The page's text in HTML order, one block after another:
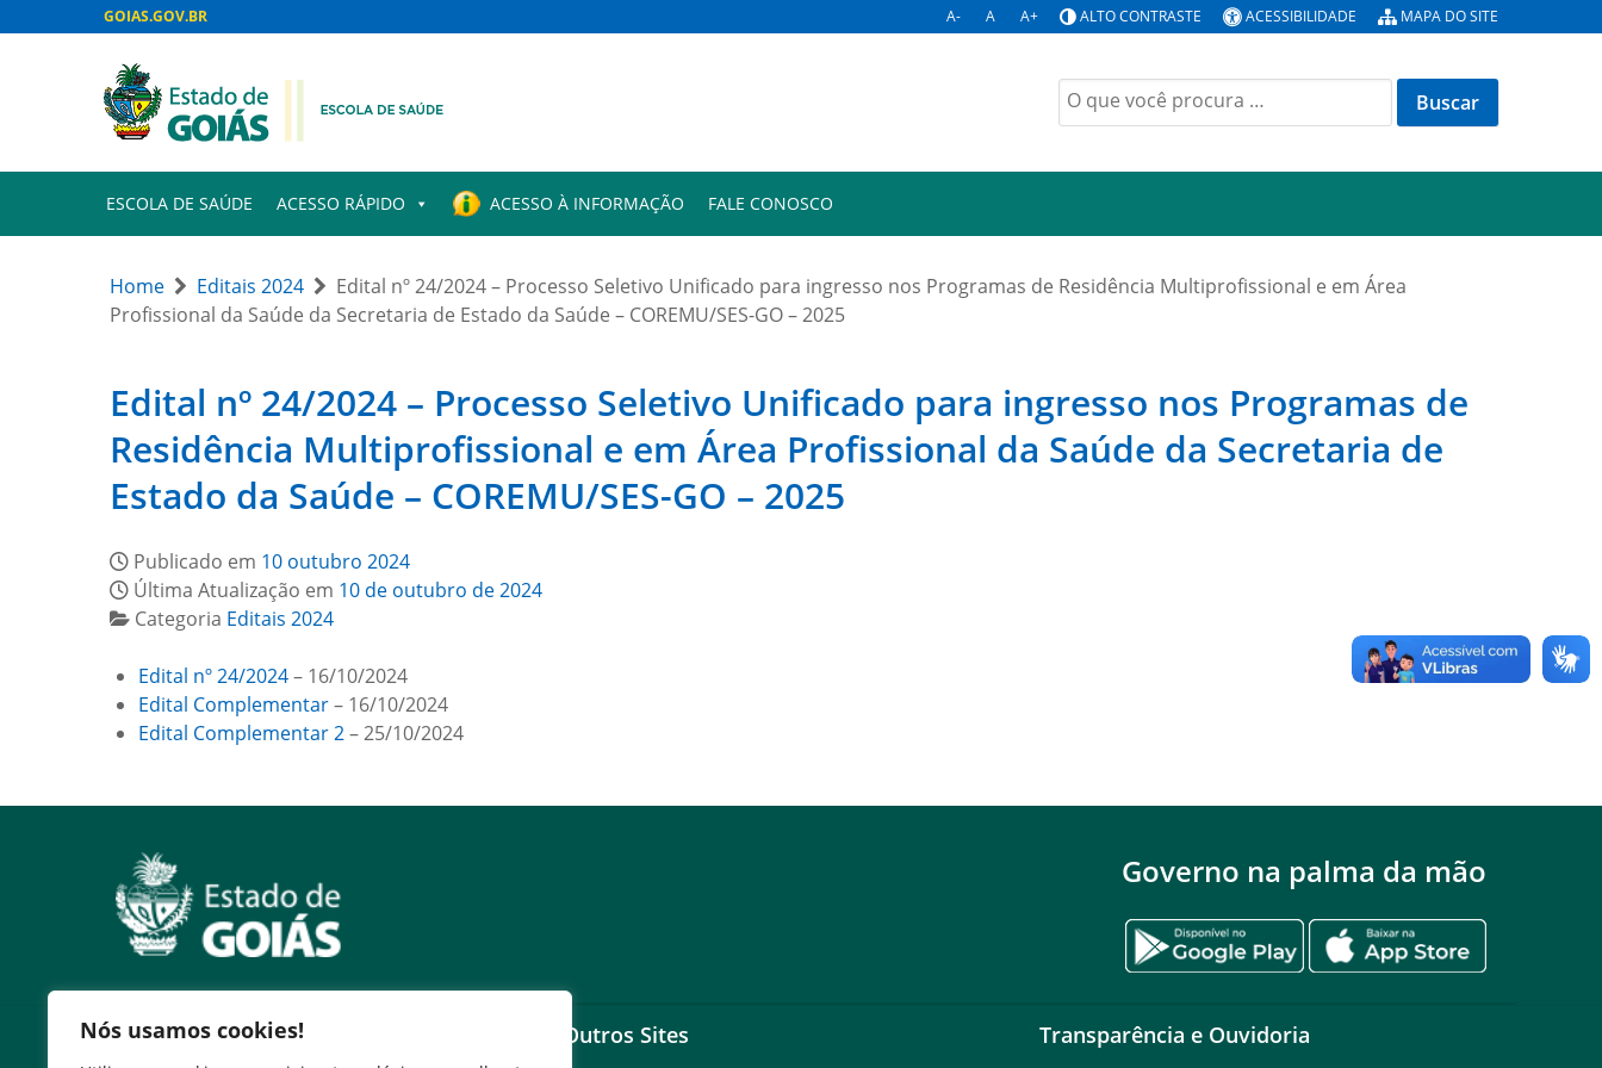
Nós usamos cookies!
GOIAS.GOV.BR A- A A+ ALTO CONTRASTE ACESSIBILIDADE MAPA DO SITE
Buscar
por:
ESCOLA DE SAÚDE ACESSO RÁPIDO ACESSO À INFORMAÇÃO FALE CONOSCO
Home Editais 2024
Edital nº 24/2024 – Processo Seletivo Unificado para ingresso nos Programas de Residência Multiprofissional e em Área
Profissional da Saúde da Secretaria de Estado da Saúde – COREMU/SES-GO – 2025
Edital nº 24/2024 – Processo Seletivo Unificado para ingresso nos Programas de
Residência Multiprofissional e em Área Profissional da Saúde da Secretaria de
Estado da Saúde – COREMU/SES-GO – 2025
Publicado em 10 outubro 2024
Última Atualização em 10 de outubro de 2024
Categoria Editais 2024
Edital nº 24/2024– 16/10/2024
Edital Complementar– 16/10/2024
Edital Complementar 2– 25/10/2024
Governo na palma da mão
Serviços Outros Sites Transparência e Ouvidoria